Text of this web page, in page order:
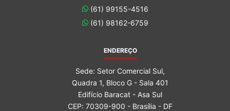
(61) 99155-4516
(61) 98162-6759
ENDEREÇO
Sede: Setor Comercial Sul,
Quadra 1, Bloco G - Sala 401
Edifício Baracat - Asa Sul
CEP: 70309-900 - Brasília - DF